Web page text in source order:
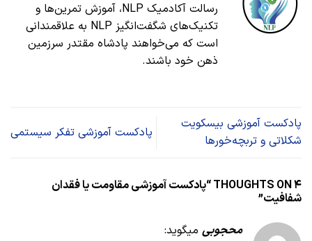
رسالت آکادمیک NLP، آموزش تمرین‌ها و
تکنیک‌های شگفت‌انگیز NLP به علاقمندانی
است که می‌خواهند پادشاه مقتدر سرزمین
ذهن خود باشند.
پادکست آموزشی بیسکویت
شکلاتی و تربچه‌خورها
پادکست آموزشی تفکر سیستمی
۴ THOUGHTS ON “ پادکست آموزشی مقاومت یا فقدان
شفافیت”
محجوبی میگوید: